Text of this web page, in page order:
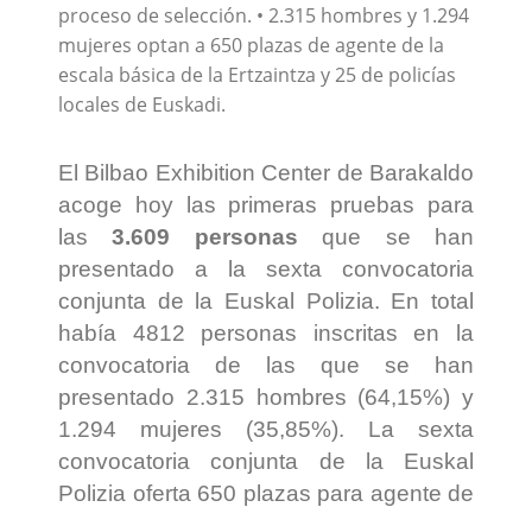
proceso de selección. • 2.315 hombres y 1.294
mujeres optan a 650 plazas de agente de la
escala básica de la Ertzaintza y 25 de policías
locales de Euskadi.
El Bilbao Exhibition Center de Barakaldo
acoge hoy las primeras pruebas para
las3.609 personas que se han
presentado a la sexta convocatoria
conjunta de la Euskal Polizia. En total
había 4812 personas inscritas en la
convocatoria de las que se han
presentado 2.315 hombres (64,15%) y
1.294 mujeres (35,85%). La sexta
convocatoria conjunta de la Euskal
Polizia oferta 650 plazas para agente de